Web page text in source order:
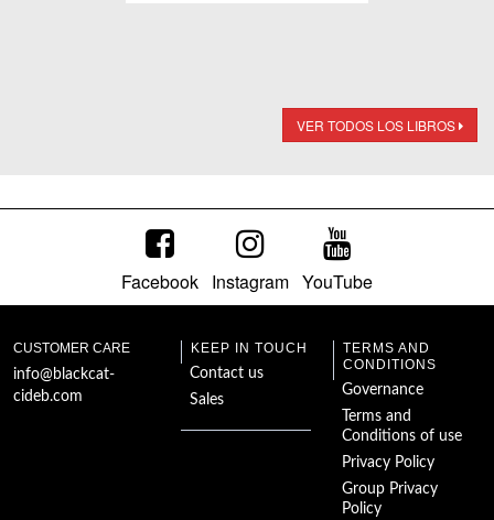
VER TODOS LOS LIBROS
Facebook Instagram YouTube